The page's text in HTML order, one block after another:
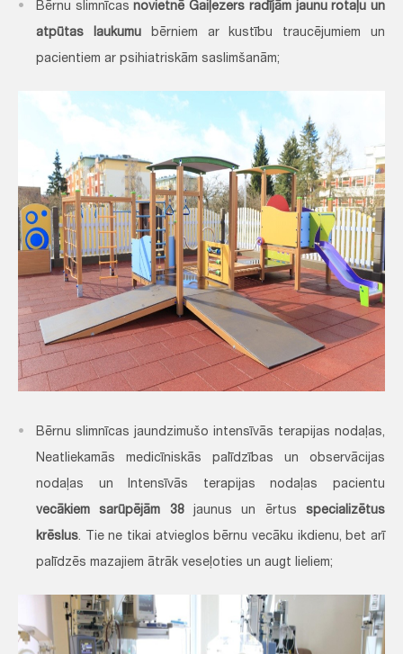
Bērnu slimnīcasnovietnē Gaiļezers radījām jaunu rotaļu un
atpūtas laukumubērniem ar kustību traucējumiem un
pacientiem ar psihiatriskām saslimšanām;
Bērnu slimnīcas jaundzimušo intensīvās terapijas nodaļas,
Neatliekamās medicīniskās palīdzības un observācijas
nodaļas un Intensīvās terapijas nodaļas pacientu
vecākiem sarūpējām 38jaunus un ērtusspecializētus
krēslus. Tie ne tikai atvieglos bērnu vecāku ikdienu, bet arī
palīdzēs mazajiem ātrāk veseļoties un augt lieliem;